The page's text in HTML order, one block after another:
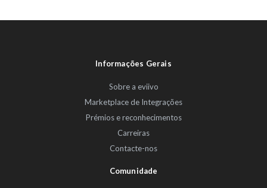
Informações Gerais
Sobre a eviivo
Marketplace de Integrações
Prémios e reconhecimentos
Carreiras
Contacte-nos
Comunidade